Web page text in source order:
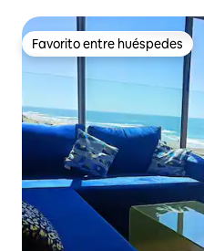
Favorito entre huéspedes
Favorito entre huéspedes